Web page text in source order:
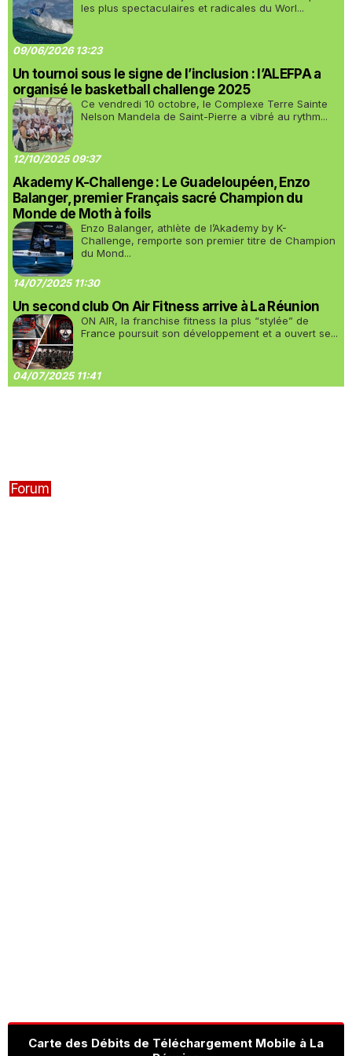
les plus spectaculaires et radicales du Worl...
09/06/2026 13:23
Un tournoi sous le signe de l’inclusion : l’ALEFPA a
organisé le basketball challenge 2025
Ce vendredi 10 octobre, le Complexe Terre Sainte
Nelson Mandela de Saint-Pierre a vibré au rythm...
12/10/2025 09:37
Akademy K-Challenge : Le Guadeloupéen, Enzo
Balanger, premier Français sacré Champion du
Monde de Moth à foils
Enzo Balanger, athlète de l’Akademy by K-
Challenge, remporte son premier titre de Champion
du Mond...
14/07/2025 11:30
Un second club On Air Fitness arrive à La Réunion
ON AIR, la franchise fitness la plus “stylée” de
France poursuit son développement et a ouvert se...
04/07/2025 11:41
Forum
Carte des Débits de Téléchargement Mobile à La